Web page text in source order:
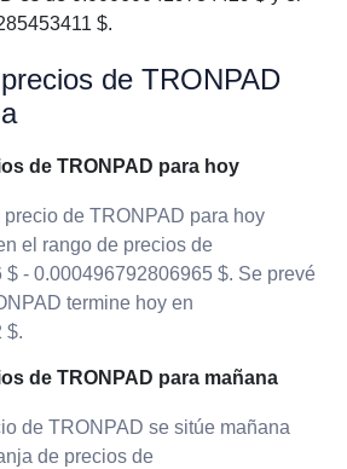
$.
de TRONPAD
de TRONPAD para hoy
de TRONPAD para hoy
el rango de precios de
- 0.000496792806965 $. Se prevé
termine hoy en
$.
de TRONPAD para mañana
de TRONPAD se sitúe mañana
de precios de